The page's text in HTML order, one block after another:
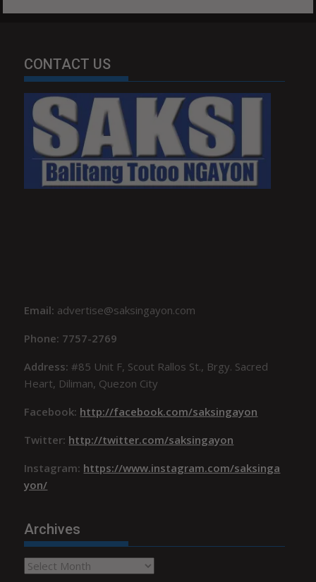
CONTACT US
Email: advertise@saksingayon.com
Phone: 7757-2769
Address:#85 Unit F, Scout Rallos St., Brgy. Sacred
Heart, Diliman, Quezon City
Facebook: http://facebook.com/saksingayon
Twitter: http://twitter.com/saksingayon
Instagram: https://www.instagram.com/saksinga
yon/
Archives
Archives